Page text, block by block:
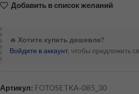
Добавить в список желаний
🔥 Хотите купить дешевле?
Войдите в аккаунт, чтобы предложить
Артикул: FOTOSETKA-085_30